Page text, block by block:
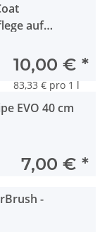
auf
10,00 € *
83,33 € pro 1 l
EVO 40 cm
7,00 € *
-